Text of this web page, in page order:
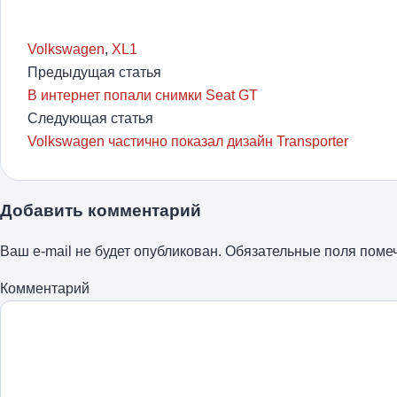
Volkswagen, XL1
Предыдущая статья
В интернет попали снимки Seat GT
Следующая статья
Volkswagen частично показал дизайн Transporter
Добавить комментарий
Ваш e-mail не будет опубликован. Обязательные поля
Комментарий